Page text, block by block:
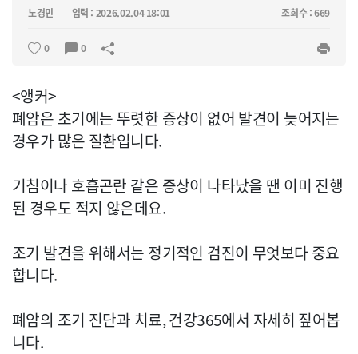
노경민 입력 : 2026.02.04 18:01 조회수 : 669
0 0
<앵커>
폐암은 초기에는 뚜렷한 증상이 없어 발견이 늦어지는
경우가 많은 질환입니다.
기침이나 호흡곤란 같은 증상이 나타났을 땐 이미 진행
된 경우도 적지 않은데요.
조기 발견을 위해서는 정기적인 검진이 무엇보다 중요
합니다.
폐암의 조기 진단과 치료, 건강365에서 자세히 짚어봅
니다.